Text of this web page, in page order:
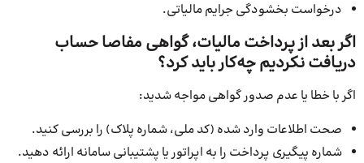
درخواست بخشودگی جرایم مالیاتی.
اگر بعد از پرداخت مالیات، گواهی مفاصا حساب
دریافت نکردیم چه‌کار باید کرد؟
اگر با خطا یا عدم صدور گواهی مواجه شدید:
صحت اطلاعات وارد شده (کد ملی، شماره پلاک) را بررسی کنید.
شماره پیگیری پرداخت را به اپراتور یا پشتیبانی سامانه ارائه دهید.